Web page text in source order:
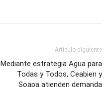
Artículo siguiente
Mediante estrategia Agua para
Todas y Todos, Ceabien y
Soapa atienden demanda